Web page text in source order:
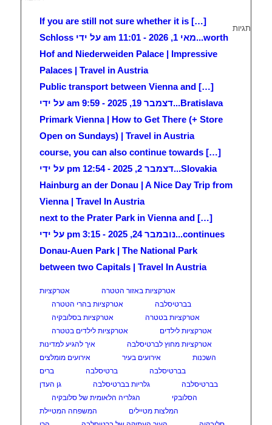
[…] If you are still not sure whether it is
worth...
מאי 1, 2026 - 11:01 am על ידי Schloss
Hof and Niederweiden Palace | Impressive
Palaces | Travel in Austria
[…] Public transport between Vienna and
Bratislava...
דצמבר 19, 2025 - 9:59 am על ידי
Primark Vienna | How to Get There (+ Store
Open on Sundays) | Travel in Austria
[…] course, you can also continue towards
Slovakia...
דצמבר 2, 2025 - 12:54 pm על ידי
Hainburg an der Donau | A Nice Day Trip from
Vienna | Travel In Austria
[…] next to the Prater Park in Vienna and
continues...
נובמבר 24, 2025 - 3:15 pm על ידי
Donau-Auen Park | The National Park
between two Capitals | Travel In Austria
תגיות
אטרקציות באזור הטטרה
אטרקציות
בברטיסלבה
אטרקציות בהרי הטטרה
אטרקציות בטטרה
אטרקציות בסלובקיה
אטרקציות לילדים
אטרקציות לילדים בטטרה
אטרקציות מחוץ לברטיסלבה
איך להגיע למדינות
השכנות
אירועים בעיר
אירועים מומלצים
בברטיסלבה
ברטיסלבה
ברים
בברטיסלבה
גלריות בברטיסלבה
גן העדן
הסלובקי
הגלריה הלאומית של סלובקיה
המלצות מטיילים
המשפחה המטיילת